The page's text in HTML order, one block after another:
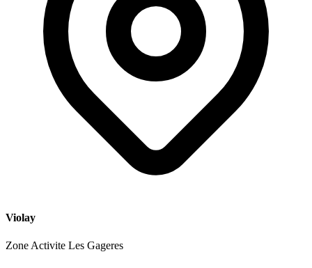
Violay
Zone Activite Les Gageres